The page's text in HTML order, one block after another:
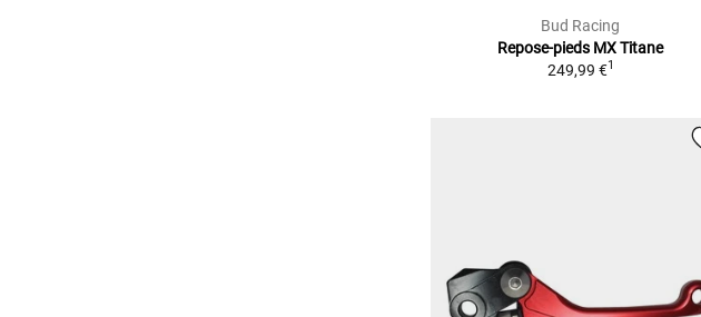
Bud Racing
Repose-pieds MX Titane
249,99 €1